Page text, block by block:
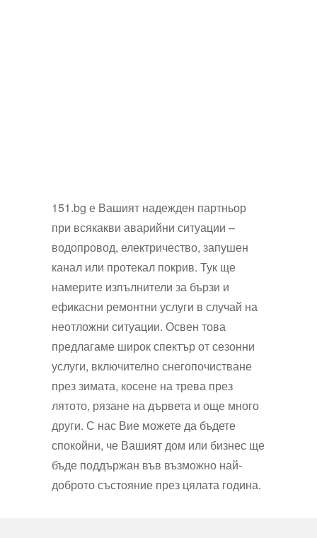
151.bg е Вашият надежден партньор
при всякакви аварийни ситуации –
водопровод, електричество, запушен
канал или протекал покрив. Тук ще
намерите изпълнители за бързи и
ефикасни ремонтни услуги в случай на
неотложни ситуации. Освен това
предлагаме широк спектър от сезонни
услуги, включително снегопочистване
през зимата, косене на трева през
лятото, рязане на дървета и още много
други. С нас Вие можете да бъдете
спокойни, че Вашият дом или бизнес ще
бъде поддържан във възможно най-
доброто състояние през цялата година.